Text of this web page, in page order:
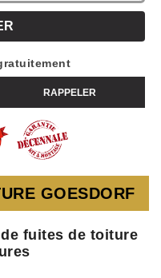
GOESDORF
fuites de toiture